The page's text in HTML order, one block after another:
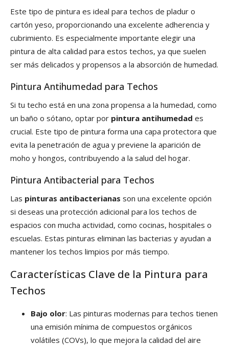
Este tipo de pintura es ideal para techos de pladur o
cartón yeso, proporcionando una excelente adherencia y
cubrimiento. Es especialmente importante elegir una
pintura de alta calidad para estos techos, ya que suelen
ser más delicados y propensos a la absorción de humedad.
Pintura Antihumedad para Techos
Si tu techo está en una zona propensa a la humedad, como
un baño o sótano, optar por pintura antihumedad es
crucial. Este tipo de pintura forma una capa protectora que
evita la penetración de agua y previene la aparición de
moho y hongos, contribuyendo a la salud del hogar.
Pintura Antibacterial para Techos
Las pinturas antibacterianas son una excelente opción
si deseas una protección adicional para los techos de
espacios con mucha actividad, como cocinas, hospitales o
escuelas. Estas pinturas eliminan las bacterias y ayudan a
mantener los techos limpios por más tiempo.
Características Clave de la Pintura para
Techos
Bajo olor: Las pinturas modernas para techos tienen
una emisión mínima de compuestos orgánicos
volátiles (COVs), lo que mejora la calidad del aire